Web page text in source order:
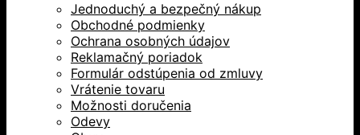
Jednoduchý a bezpečný nákup
Obchodné podmienky
Ochrana osobných údajov
Reklamačný poriadok
Formulár odstúpenia od zmluvy
Vrátenie tovaru
Možnosti doručenia
Odevy